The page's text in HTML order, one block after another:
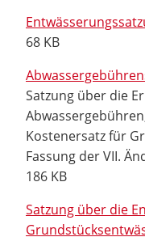
68 KB
Satzung über die
Kostenersatz für
Fassung der VII.
186 KB
Satzung über die